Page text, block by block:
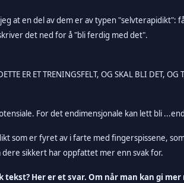
at en del av dem er av typen "selvterapidikt":
det ned for å "bli ferdig med det".
ER ET TRENINGSFELT, OG SKAL BLI DET,
For det endimensjonale kan lett bli
som er fyret av i farte med fingerspissene,
sikkert har oppfattet mer enn svak for.
tekst? Her er et svar. Om når man kan gi